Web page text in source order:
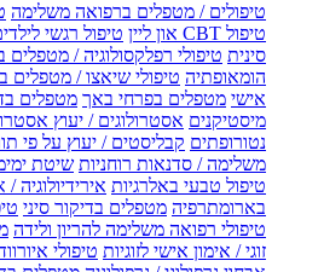
טיפולים / מטפלים ברפואה משלימה
טיפול CBT און ליין
טיפול רגשי
סינית טיפולי רפלקסולוגיה / מטפלים
הומאופתיה טיפולי שיאצו / מטפלים
אישי מטפלים בפרחי באך מטפלים
מיסטיקנים אסטרולוגים / יעוץ
נטורופתים קבליסטים / יעוץ על פי
משלימה / סדנאות רוחניות שיטת
טיפול טבעי באלרגיות אירידיולוגיה /
בארומתרפיה מטפלים בדיקור סיני
טיפולי רפואה משלימה להריון ולידה
זוגי / אימון אישי לזוגיות טיפולי